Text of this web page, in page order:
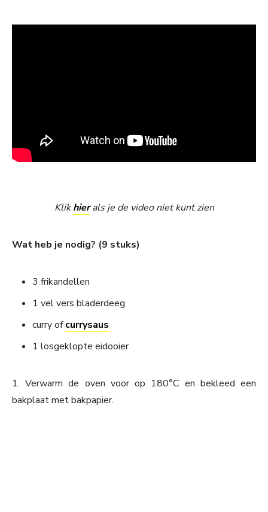
Klikhierals je de video niet kunt zien
Wat heb je nodig? (9 stuks)
3 frikandellen
1 vel vers bladerdeeg
curry ofcurrysaus
1 losgeklopte eidooier
1. Verwarm de oven voor op 180°C en bekleed een
bakplaat met bakpapier.